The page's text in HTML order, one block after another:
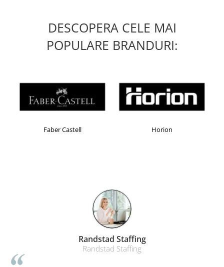
Pantaloni cu pieptar
Veste
Reflectorizante
Incaltaminte
Ochelari de protectie si viziere
Masti de protectie respiratorie
Pachete promotionale
DESCOPERA CELE MAI
POPULARE BRANDURI:
Faber Castell Horion
Randstad Staffing
Randstad Staffing